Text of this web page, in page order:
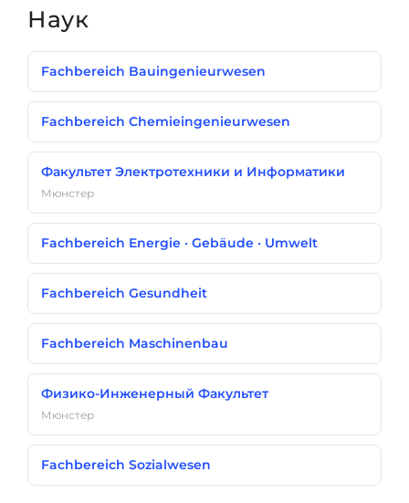
Наук
Fachbereich Bauingenieurwesen
Fachbereich Chemieingenieurwesen
Факультет Электротехники и Информатики
Мюнстер
Fachbereich Energie · Gebäude · Umwelt
Fachbereich Gesundheit
Fachbereich Maschinenbau
Физико-Инженерный Факультет
Мюнстер
Fachbereich Sozialwesen